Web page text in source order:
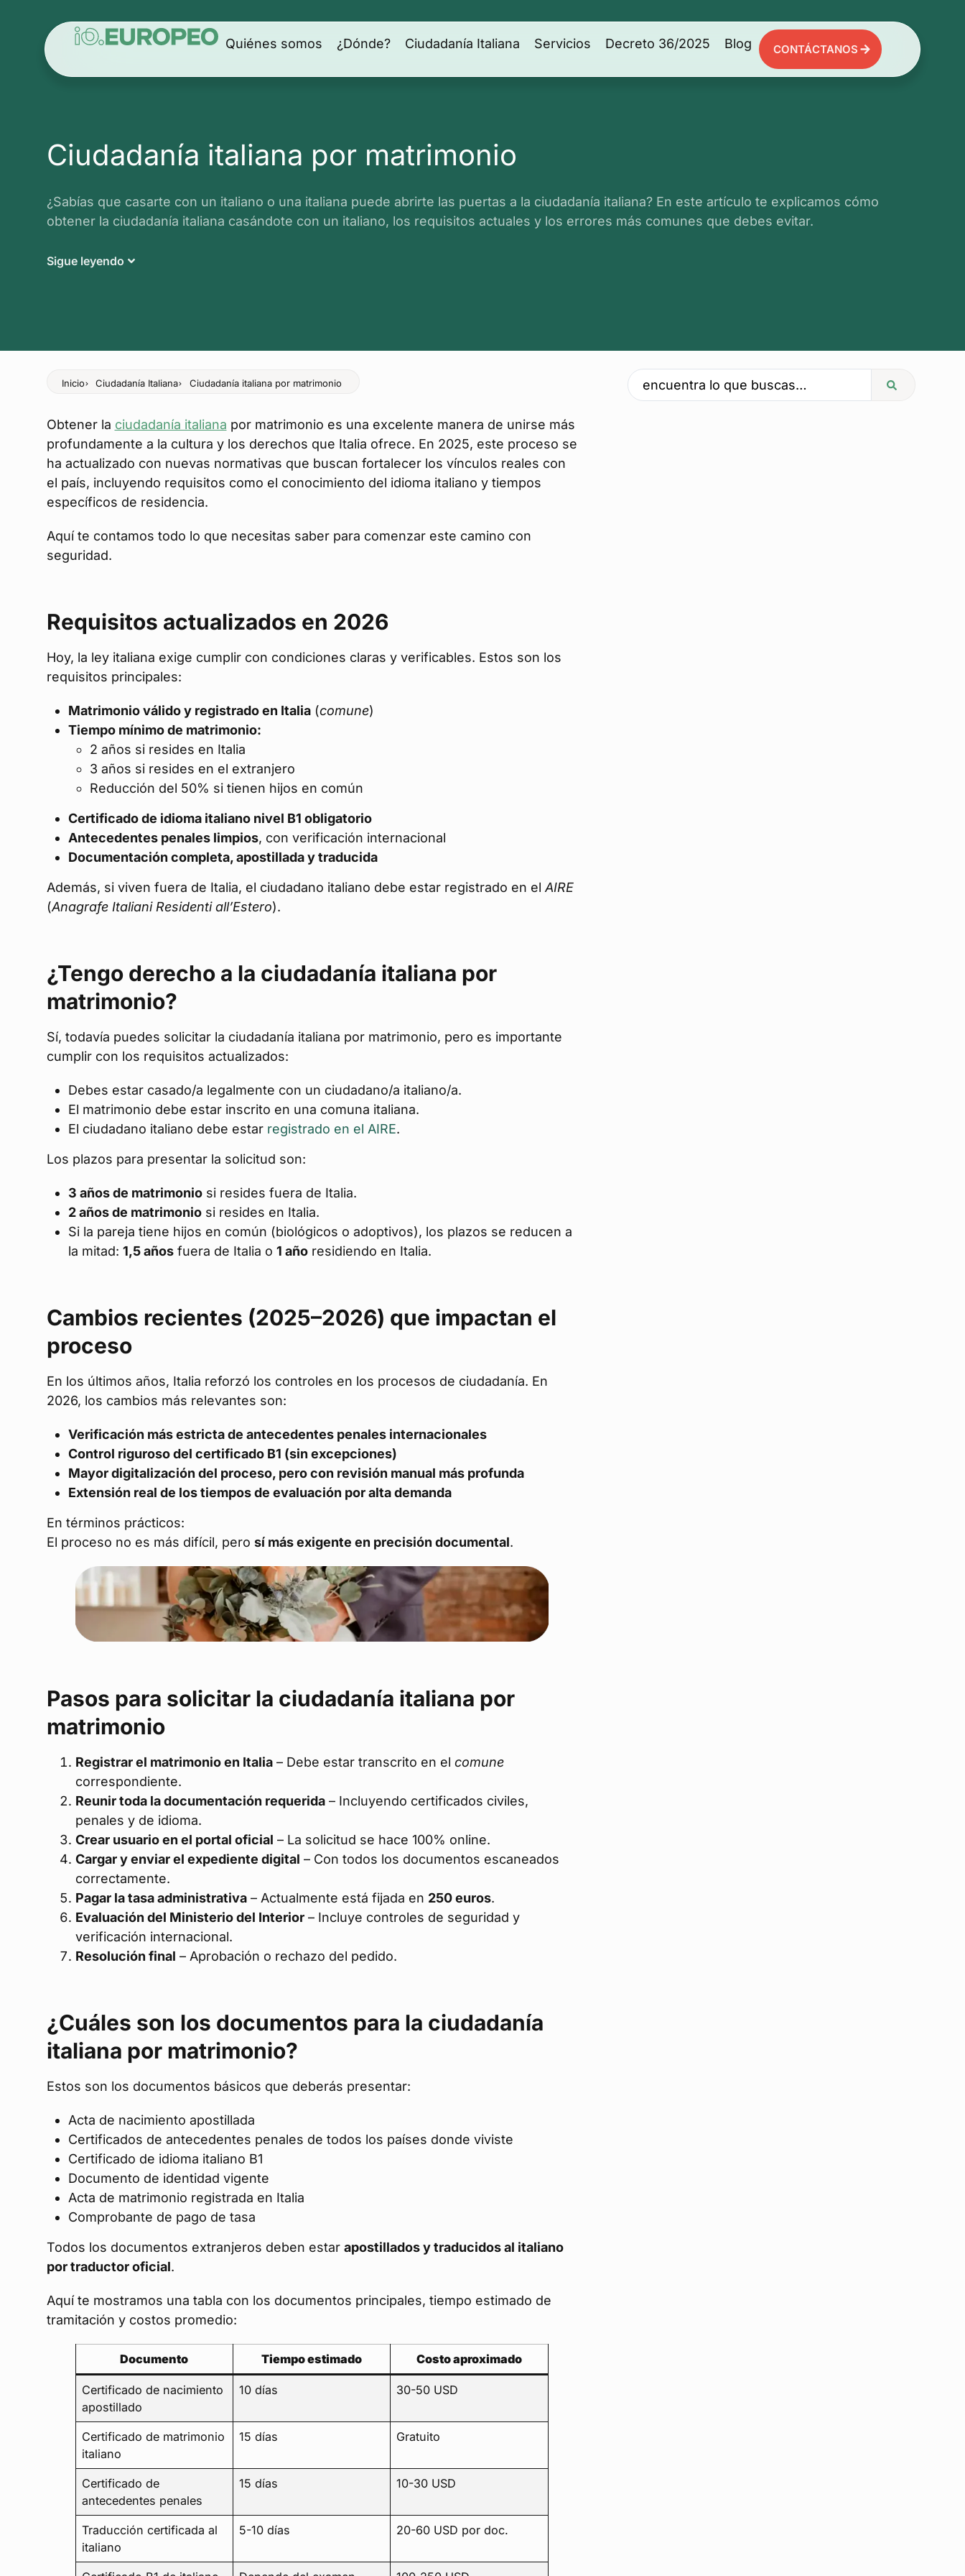
Quiénes somos ¿Dónde? Ciudadanía Italiana Servicios Decreto 36/2025 Blog CONTÁCTANOS
Ciudadanía italiana por matrimonio
¿Sabías que casarte con un italiano o una italiana puede abrirte las puertas a la ciudadanía italiana? En este artículo te explicamos cómo
obtener la ciudadanía italiana casándote con un italiano, los requisitos actuales y los errores más comunes que debes evitar.
Sigue leyendo
Inicio Ciudadanía Italiana Ciudadanía italiana por matrimonio
Obtener la ciudadanía italiana por matrimonio es una excelente manera de unirse más
profundamente a la cultura y los derechos que Italia ofrece. En 2025, este proceso se
ha actualizado con nuevas normativas que buscan fortalecer los vínculos reales con
el país, incluyendo requisitos como el conocimiento del idioma italiano y tiempos
específicos de residencia.
Aquí te contamos todo lo que necesitas saber para comenzar este camino con
seguridad.
Requisitos actualizados en 2026
Hoy, la ley italiana exige cumplir con condiciones claras y verificables. Estos son los
requisitos principales:
Matrimonio válido y registrado en Italia(comune)
Tiempo mínimo de matrimonio:
2 años si resides en Italia
3 años si resides en el extranjero
Reducción del 50% si tienen hijos en común
Certificado de idioma italiano nivel B1 obligatorio
Antecedentes penales limpios, con verificación internacional
Documentación completa, apostillada y traducida
Además, si viven fuera de Italia, el ciudadano italiano debe estar registrado en el AIRE
(Anagrafe Italiani Residenti all’Estero).
¿Tengo derecho a la ciudadanía italiana por
matrimonio?
Sí, todavía puedes solicitar la ciudadanía italiana por matrimonio, pero es importante
cumplir con los requisitos actualizados:
Debes estar casado/a legalmente con un ciudadano/a italiano/a.
El matrimonio debe estar inscrito en una comuna italiana.
El ciudadano italiano debe estar registrado en el AIRE.
Los plazos para presentar la solicitud son:
3 años de matrimoniosi resides fuera de Italia.
2 años de matrimoniosi resides en Italia.
Si la pareja tiene hijos en común (biológicos o adoptivos), los plazos se reducen a
la mitad: 1,5 añosfuera de Italia o 1 añoresidiendo en Italia.
Cambios recientes (2025–2026) que impactan el
proceso
En los últimos años, Italia reforzó los controles en los procesos de ciudadanía. En
2026, los cambios más relevantes son:
Verificación más estricta de antecedentes penales internacionales
Control riguroso del certificado B1 (sin excepciones)
Mayor digitalización del proceso, pero con revisión manual más profunda
Extensión real de los tiempos de evaluación por alta demanda
En términos prácticos:
El proceso no es más difícil, pero sí más exigente en precisión documental.
Pasos para solicitar la ciudadanía italiana por
matrimonio
Registrar el matrimonio en Italia– Debe estar transcrito en el comune
correspondiente.
Reunir toda la documentación requerida– Incluyendo certificados civiles,
penales y de idioma.
Crear usuario en el portal oficial – La solicitud se hace 100% online.
Cargar y enviar el expediente digital – Con todos los documentos escaneados
correctamente.
Pagar la tasa administrativa– Actualmente está fijada en 250 euros.
Evaluación del Ministerio del Interior– Incluye controles de seguridad y
verificación internacional.
Resolución final – Aprobación o rechazo del pedido.
¿Cuáles son los documentos para la ciudadanía
italiana por matrimonio?
Estos son los documentos básicos que deberás presentar:
Acta de nacimiento apostillada
Certificados de antecedentes penales de todos los países donde viviste
Certificado de idioma italiano B1
Documento de identidad vigente
Acta de matrimonio registrada en Italia
Comprobante de pago de tasa
Todos los documentos extranjeros deben estar apostillados y traducidos al italiano
por traductor oficial.
Aquí te mostramos una tabla con los documentos principales, tiempo estimado de
tramitación y costos promedio:
Documento Tiempo estimado Costo aproximado
Certificado de nacimiento
apostillado
10 días 30-50 USD
Certificado de matrimonio
italiano
15 días Gratuito
Certificado de
antecedentes penales
15 días 10-30 USD
Traducción certificada al
italiano
5-10 días 20-60 USD por doc.